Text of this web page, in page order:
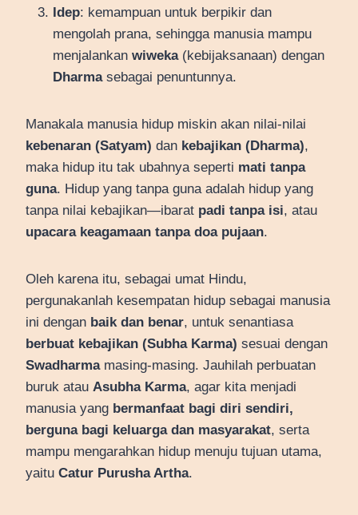
Idep: kemampuan untuk berpikir dan
mengolah prana, sehingga manusia mampu
menjalankan wiweka(kebijaksanaan) dengan
Dharmasebagai penuntunnya.
Manakala manusia hidup miskin akan nilai-nilai
kebenaran (Satyam) dan kebajikan (Dharma),
maka hidup itu tak ubahnya seperti mati tanpa
guna. Hidup yang tanpa guna adalah hidup yang
tanpa nilai kebajikan—ibarat padi tanpa isi, atau
upacara keagamaan tanpa doa pujaan.
Oleh karena itu, sebagai umat Hindu,
pergunakanlah kesempatan hidup sebagai manusia
ini dengan baik dan benar, untuk senantiasa
berbuat kebajikan (Subha Karma) sesuai dengan
Swadharmamasing-masing. Jauhilah perbuatan
buruk atau Asubha Karma, agar kita menjadi
manusia yang bermanfaat bagi diri sendiri,
berguna bagi keluarga dan masyarakat, serta
mampu mengarahkan hidup menuju tujuan utama,
yaitu Catur Purusha Artha.